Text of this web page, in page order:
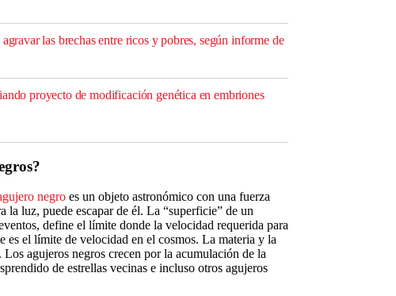
las brechas entre ricos y pobres, según informe de
proyecto de modificación genética en embriones
negro es un objeto astronómico con una fuerza
la luz, puede escapar de él. La “superficie” de un
define el límite donde la velocidad requerida para
es el límite de velocidad en el cosmos. La materia y la
agujeros negros crecen por la acumulación de la
de estrellas vecinas e incluso otros agujeros